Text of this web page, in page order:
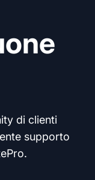
di clienti
supporto